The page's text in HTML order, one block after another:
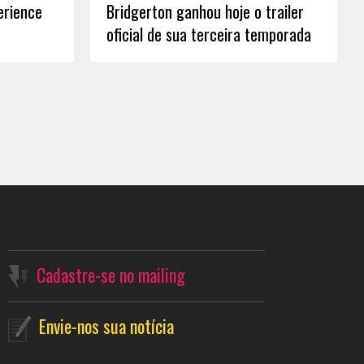
Bridgerton ganhou hoje o trailer
oficial de sua terceira temporada
Cadastre-se no mailing
Envie-nos sua notícia